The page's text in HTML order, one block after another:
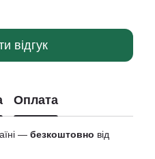
відгук
Оплата
— безкоштовно від